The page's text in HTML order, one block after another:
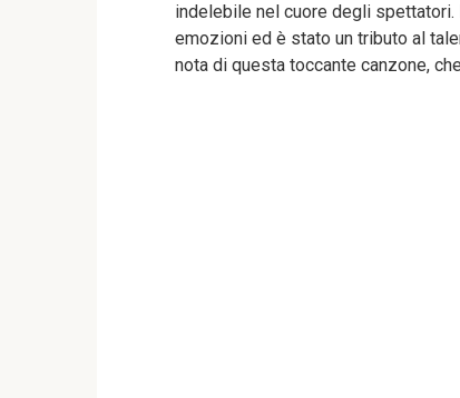
indelebile nel cuore degli
emozioni ed è stato un tributo al
nota di questa toccante canzone,